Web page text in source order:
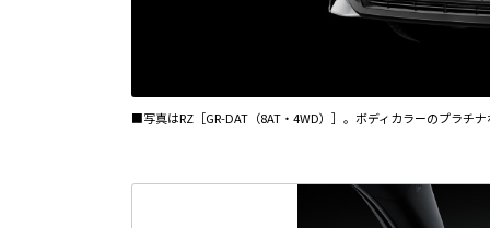
■写真はRZ［GR-DAT（8AT・4WD）］。ボディカラーのプラチ